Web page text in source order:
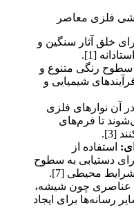
فلزی معاصر
خلق آثار سنگین و
[1].
سطوح رنگی متنوع و
شیمیایی و
آن نوارهای فلزی
تا فرم‌های
[3].
استفاده از
مانند گرید ۳۰۴ برای دستیابی به سطوح
شرایط محیطی [7].
عناصری چون شیشه،
رسانه‌ها برای ایجاد